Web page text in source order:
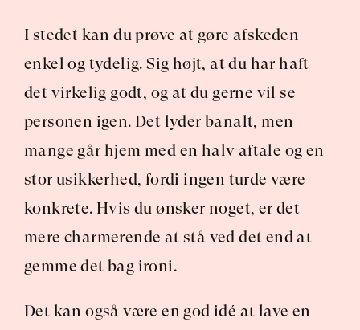
I stedet kan du prøve at gøre afskeden
enkel og tydelig. Sig højt, at du har haft
det virkelig godt, og at du gerne vil se
personen igen. Det lyder banalt, men
mange går hjem med en halv aftale og en
stor usikkerhed, fordi ingen turde være
konkrete. Hvis du ønsker noget, er det
mere charmerende at stå ved det end at
gemme det bag ironi.
Det kan også være en god idé at lave en